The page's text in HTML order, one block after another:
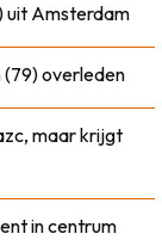
uit Amsterdam
(79) overleden
maar krijgt
in centrum